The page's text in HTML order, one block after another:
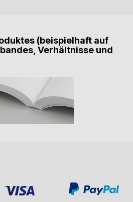
(beispielhaft auf
Verhältnisse und